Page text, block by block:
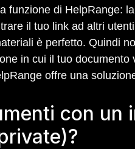
di HelpRange:
il tuo link ad altri
è perfetto. Quindi
in cui il tuo
offre una
con un